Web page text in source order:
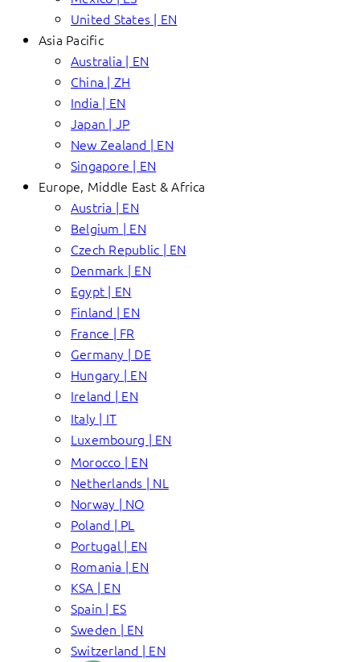
United States | EN
Asia Pacific
Australia | EN
China | ZH
India | EN
Japan | JP
New Zealand | EN
Singapore | EN
Europe, Middle East & Africa
Austria | EN
Belgium | EN
Czech Republic | EN
Denmark | EN
Egypt | EN
Finland | EN
France | FR
Germany | DE
Hungary | EN
Ireland | EN
Italy | IT
Luxembourg | EN
Morocco | EN
Netherlands | NL
Norway | NO
Poland | PL
Portugal | EN
Romania | EN
KSA | EN
Spain | ES
Sweden | EN
Switzerland | EN